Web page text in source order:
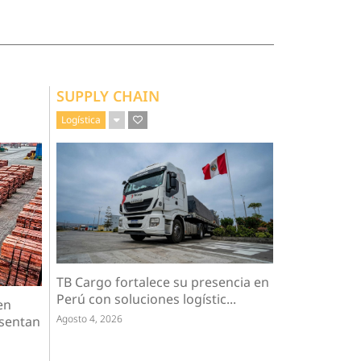
SUPPLY CHAIN
Logística
TB Cargo fortalece su presencia en
Perú con soluciones logístic...
Agosto 4, 2026